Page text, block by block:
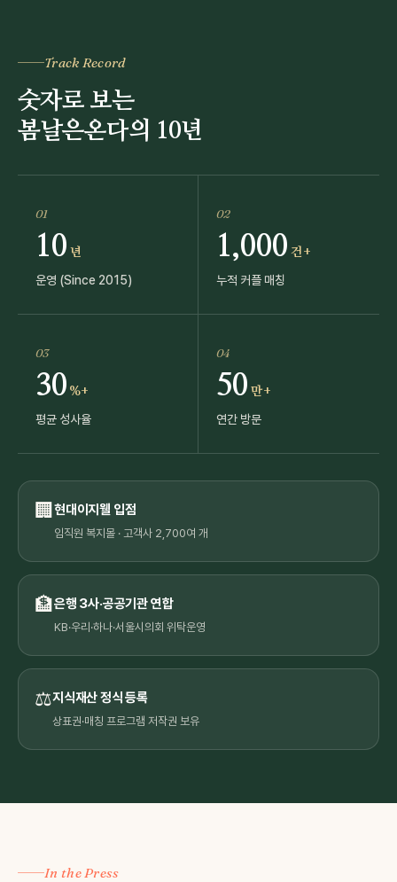
Track Record
숫자로 보는
봄날은온다의 10년
01
10 년
운영 (Since 2015)
02
1,000 건+
누적 커플 매칭
03
30 %+
평균 성사율
04
50 만+
연간 방문
🏢현대이지웰 입점
임직원 복지몰 · 고객사 2,700여 개
🏦은행 3사·공공기관 연합
KB·우리·하나·서울시의회 위탁운영
⚖️지식재산 정식 등록
상표권·매칭 프로그램 저작권 보유
In the Press